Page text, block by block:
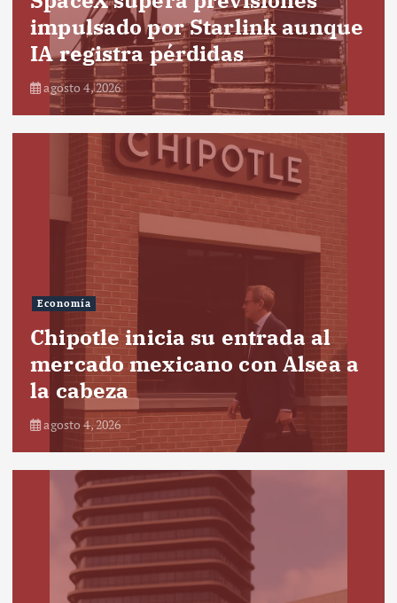
impulsado por Starlink aunque
IA registra pérdidas
agosto 4, 2026
Economía
Chipotle inicia su entrada al
mercado mexicano con Alsea a
la cabeza
agosto 4, 2026